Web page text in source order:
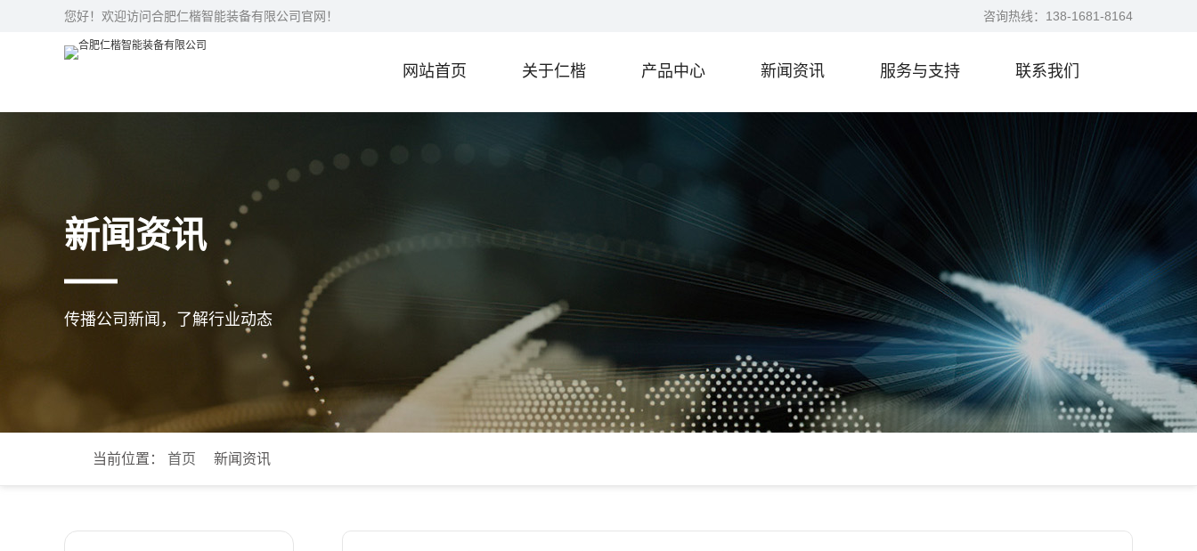
您好！欢迎访问合肥仁楷智能装备有限公司官网！ 咨询热线： 138-1681-8164
网站首页 关于仁楷 产品中心 新闻资讯 服务与支持 联系我们
新闻资讯
传播公司新闻，了解行业动态
当前位置： 首页 新闻资讯